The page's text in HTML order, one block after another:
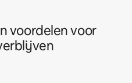
voordelen voor